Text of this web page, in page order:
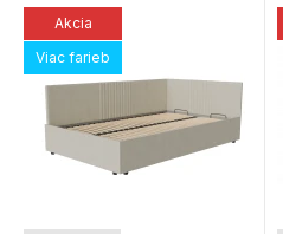
Akcia
Viac farieb